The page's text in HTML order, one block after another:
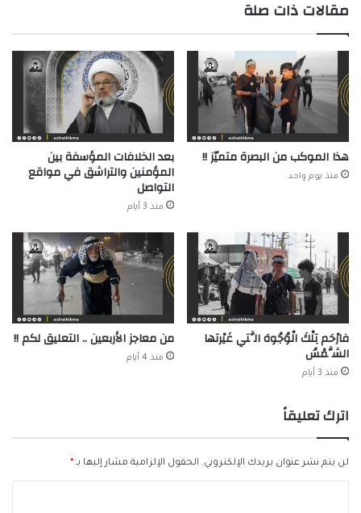
مقالات ذات صلة
هذا الموكب من البصرة متميّز !!
منذ يوم واحد
بعد الخلافات المؤسفة بين
المؤمنين والتراشق في مواقع
التواصل
منذ 3 أيام
فارْحَم تِلْكَ الْوُجُوهَ الَّتي غَيْرتها
الشَّمْسُ
منذ 3 أيام
من معاجز الأربعين .. التعليق لكم !!
منذ 4 أيام
اترك تعليقاً
لن يتم نشر عنوان بريدك الإلكتروني. الحقول الإلزامية مشار إليها بـ *